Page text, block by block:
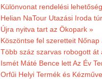
Különvonat rendelési
Helian NaTour Utazási Iroda
Újra nyitva tart az Ökopark »
Köszöntse fel szeretteit
Több száz szarvas robogott át
Ismét Máté Bence lett Az Év
Orfűi Helyi Termék és